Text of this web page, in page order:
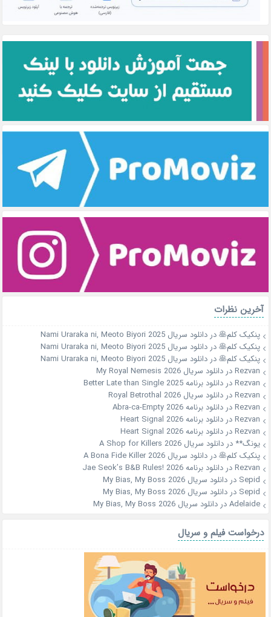
آخرین نظرات
پنکیک کلم🥞دردانلود سریال Nami Uraraka ni, Meoto Biyori 2025
پنکیک کلم🥞دردانلود سریال Nami Uraraka ni, Meoto Biyori 2025
پنکیک کلم🥞دردانلود سریال Nami Uraraka ni, Meoto Biyori 2025
Rezvanدردانلود سریال My Royal Nemesis 2026
Rezvanدردانلود برنامه Better Late than Single 2025
Rezvanدردانلود سریال Royal Betrothal 2026
Rezvanدردانلود برنامه Abra-ca-Empty 2026
Rezvanدردانلود برنامه Heart Signal 2026
Rezvanدردانلود برنامه Heart Signal 2026
یونگ** دردانلود سریال A Shop for Killers 2026
پنکیک کلم🥞دردانلود سریال A Bona Fide Killer 2026
Rezvanدردانلود برنامه Jae Seok’s B&B Rules! 2026
Sepid دردانلود سریال My Bias, My Boss 2026
Sepid دردانلود سریال My Bias, My Boss 2026
Adelaideدردانلود سریال My Bias, My Boss 2026
درخواست فیلم و سریال